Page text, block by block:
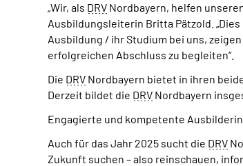
„Wir, als DRV Nordbayern, helfen
Ausbildungsleiterin Britta Pätzold.
Ausbildung / ihr Studium bei uns,
erfolgreichen Abschluss zu begleiten“.
Die DRV Nordbayern bietet in ihren
Derzeit bildet die DRV Nordbayern
Engagierte und kompetente
Auch für das Jahr 2025 sucht die DRV
Zukunft suchen – also reinschauen,